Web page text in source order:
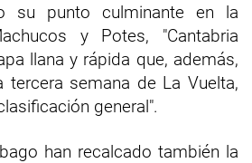
su punto culminante en la
y Potes, "Cantabria
llana y rápida que, además,
tercera semana de La Vuelta,
general".
han recalcado también la